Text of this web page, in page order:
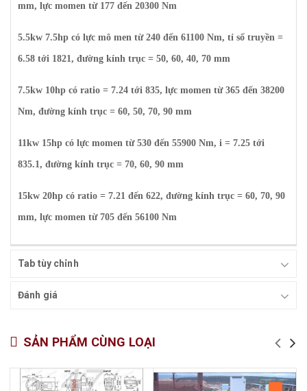
mm, lực momen từ 177 đến 20300 Nm
5.5kw 7.5hp có lực mô men từ 240 đến 61100 Nm, tỉ số truyền =
6.58 tới 1821, đường kính trục = 50, 60, 40, 70 mm
7.5kw 10hp có ratio = 7.24 tới 835, lực momen từ 365 đến 38200
Nm, đường kính trục = 60, 50, 70, 90 mm
11kw 15hp có lực momen từ 530 đến 55900 Nm, i = 7.25 tới
835.1, đường kính trục = 70, 60, 90 mm
15kw 20hp có ratio = 7.21 đến 622, đường kính trục = 60, 70, 90
mm, lực momen từ 705 đến 56100 Nm
Tab tùy chỉnh
Đánh giá
SẢN PHẨM CÙNG LOẠI